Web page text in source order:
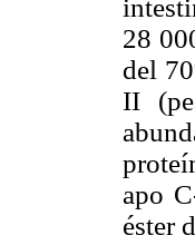
28
del
II
apo
éster